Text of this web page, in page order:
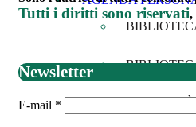
Tutti i diritti sono riservati,
Newsletter
E-mail *